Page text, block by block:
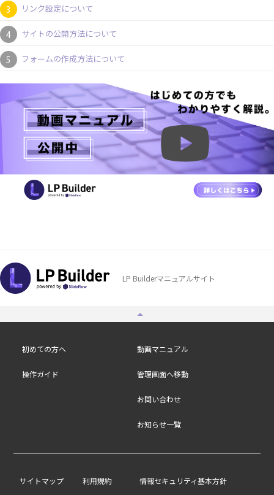
リンク設定について
サイトの公開方法について
フォームの作成方法について
LP Builderマニュアルサイト
初めての方へ 動画マニュアル
操作ガイド 管理画面へ移動
お問い合わせ
お知らせ一覧
サイトマップ 利用規約 情報セキュリティ基本方針